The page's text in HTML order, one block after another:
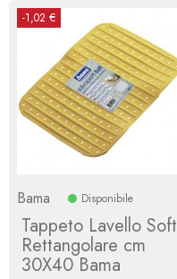
-1,02 €
Bama Disponibile
Tappeto Lavello Soft
Rettangolare cm
30X40 Bama